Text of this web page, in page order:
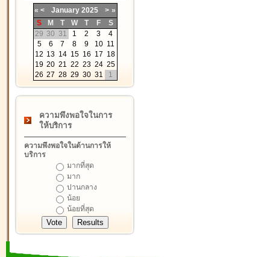
« < January 2025 > »
S
M T W T F
S
29 30 31 1 2 3
4
5
6 7 8 9 10 11
12 13 14 15 16 17 18
19 20 21 22 23 24 25
26 27 28 29 30 31 1
ความพึงพอใจในการ
ให้บริการ
ความพึงพอใจในด้านการให้
บริการ
มากที่สุด
มาก
ปานกลาง
น้อย
น้อยที่สุด